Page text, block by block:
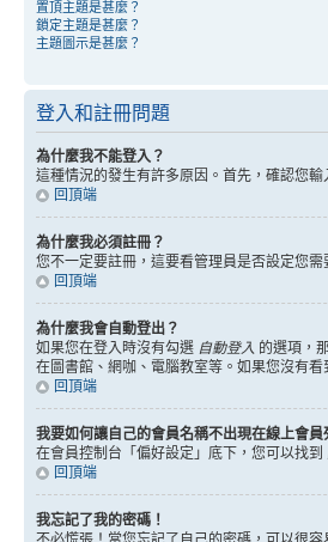
置頂主題是甚麼？
鎖定主題是甚麼？
主題圖示是甚麼？
登入和註冊問題
為什麼我不能登入？
這種情況的發生有許多原因。首先，確認您
回頂端
為什麼我必須註冊？
您不一定要註冊，這要看管理員是否設定您
回頂端
為什麼我會自動登出？
如果您在登入時沒有勾選 自動登入 的選項，
在圖書館、網咖、電腦教室等。如果您沒有
回頂端
我要如何讓自己的會員名稱不出現在線上會員
在會員控制台「偏好設定」底下，您可以找到
回頂端
我忘記了我的密碼！